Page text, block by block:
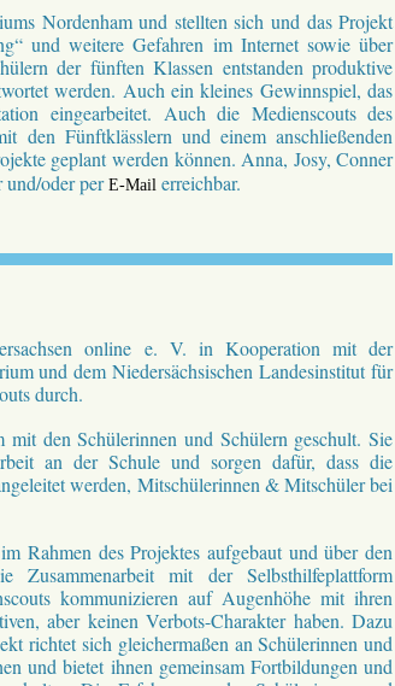
Nordenham und stellten sich und das Projekt
und weitere Gefahren im Internet sowie über
der fünften Klassen entstanden produktive
werden. Auch ein kleines Gewinnspiel, das
eingearbeitet. Auch die Medienscouts des
den Fünftklässlern und einem anschließenden
geplant werden können. Anna, Josy, Conner
und/oder per E-Mail erreichbar.
online e. V. in Kooperation mit der
und dem Niedersächsischen Landesinstitut für
durch.
mit den Schülerinnen und Schülern geschult. Sie
an der Schule und sorgen dafür, dass die
werden, Mitschülerinnen & Mitschüler bei
Rahmen des Projektes aufgebaut und über den
mit der Selbsthilfeplattform
kommunizieren auf Augenhöhe mit ihren
aber keinen Verbots-Charakter haben. Dazu
richtet sich gleichermaßen an Schülerinnen und
und bietet ihnen gemeinsam Fortbildungen und